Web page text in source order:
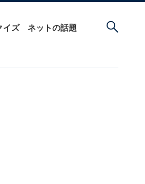
イズ ネットの話題